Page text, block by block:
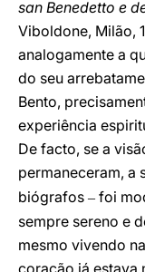
san Benedetto e
Viboldone, Milão,
analogamente a
do seu
Bento,
experiência
De facto, se a
permaneceram, a
biógrafos – foi
sempre sereno e
mesmo vivendo
coração já estava